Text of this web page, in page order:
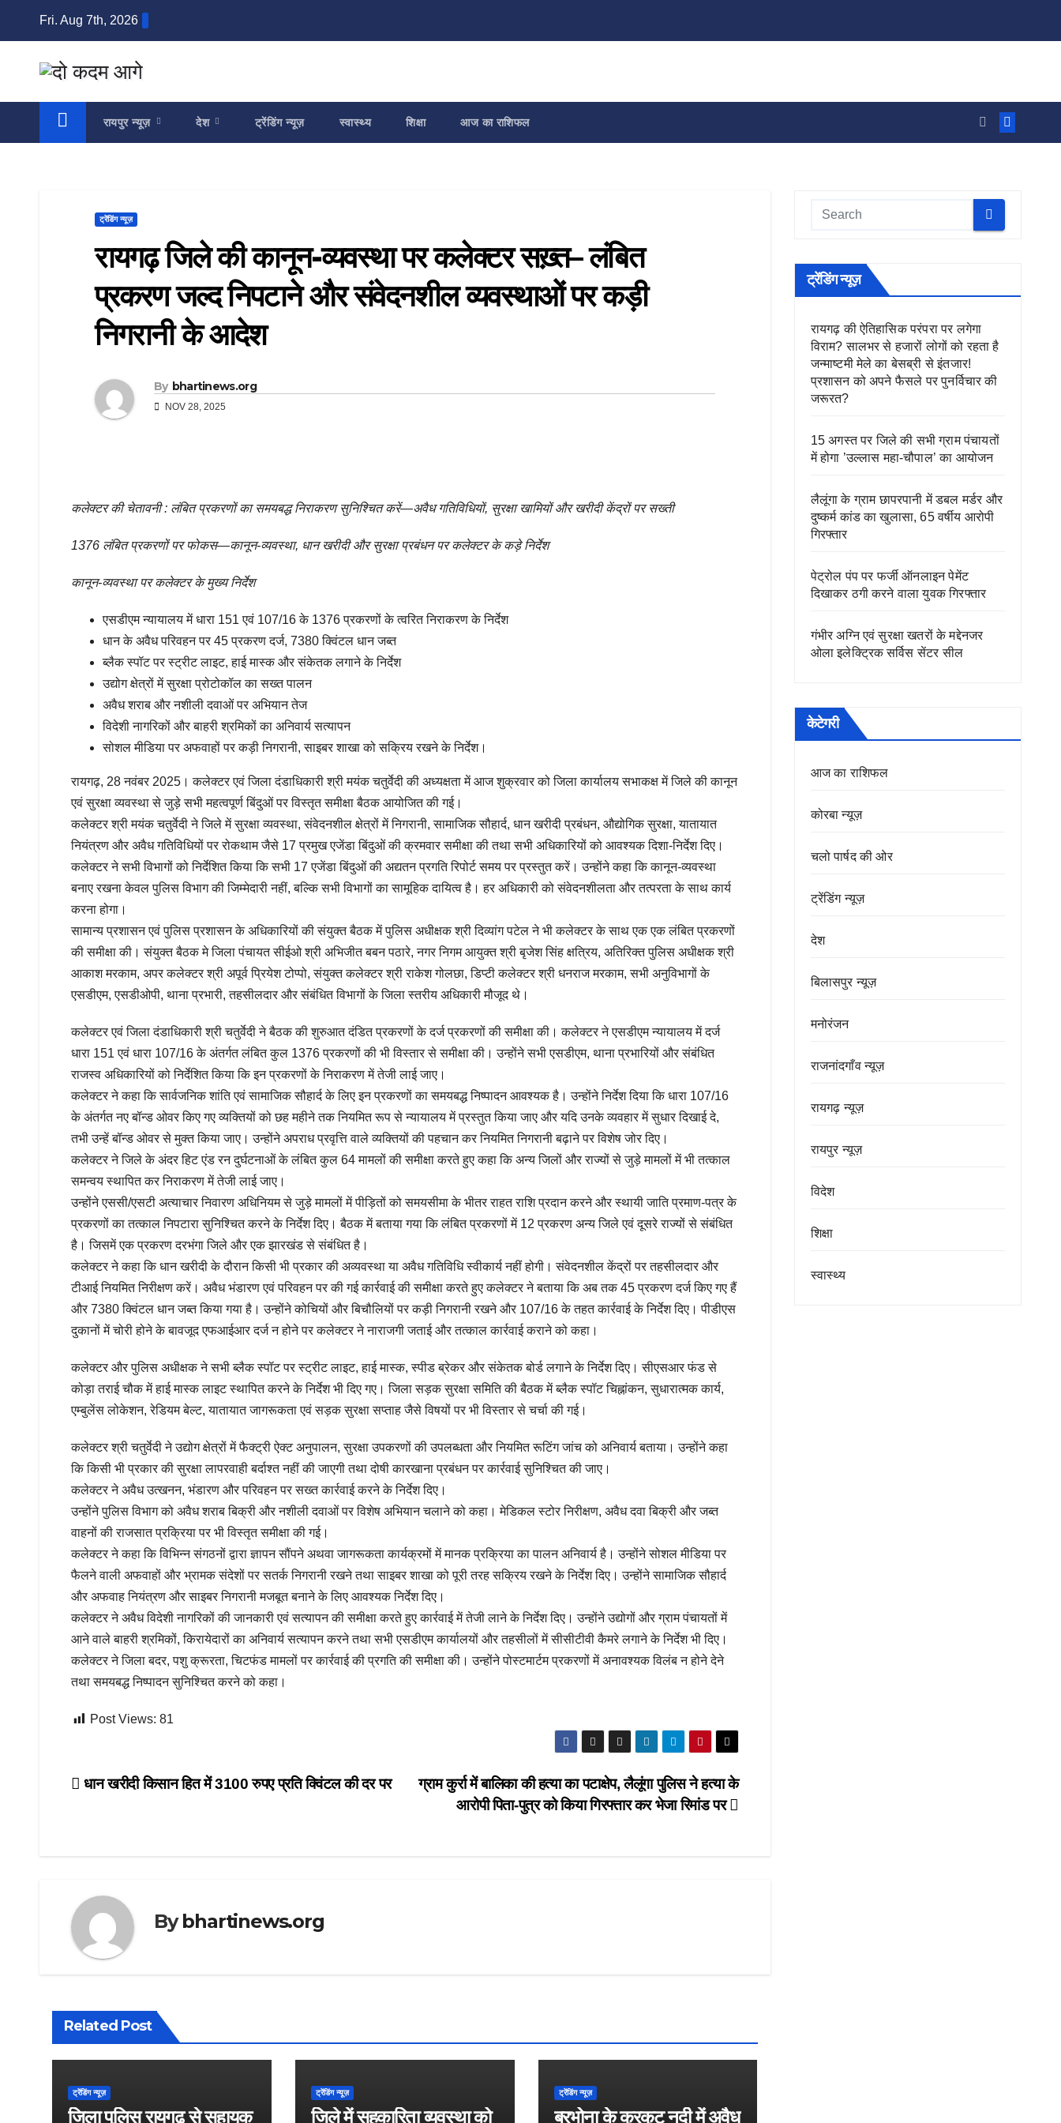
Fri. Aug 7th, 2026
रायपुर न्यूज़ देश ट्रेंडिंग न्यूज़ स्वास्थ्य शिक्षा आज का राशिफल
ट्रेंडिंग न्यूज़
रायगढ़ जिले की कानून-व्यवस्था पर कलेक्टर सख़्त– लंबित
प्रकरण जल्द निपटाने और संवेदनशील व्यवस्थाओं पर कड़ी
निगरानी के आदेश
By bhartinews.org
NOV 28, 2025
कलेक्टर की चेतावनी : लंबित प्रकरणों का समयबद्ध निराकरण सुनिश्चित करें—अवैध गतिविधियों, सुरक्षा खामियों और खरीदी केंद्रों पर सख्ती
1376 लंबित प्रकरणों पर फोकस—कानून-व्यवस्था, धान खरीदी और सुरक्षा प्रबंधन पर कलेक्टर के कड़े निर्देश
कानून-व्यवस्था पर कलेक्टर के मुख्य निर्देश
एसडीएम न्यायालय में धारा 151 एवं 107/16 के 1376 प्रकरणों के त्वरित निराकरण के निर्देश
धान के अवैध परिवहन पर 45 प्रकरण दर्ज, 7380 क्विंटल धान जब्त
ब्लैक स्पॉट पर स्ट्रीट लाइट, हाई मास्क और संकेतक लगाने के निर्देश
उद्योग क्षेत्रों में सुरक्षा प्रोटोकॉल का सख्त पालन
अवैध शराब और नशीली दवाओं पर अभियान तेज
विदेशी नागरिकों और बाहरी श्रमिकों का अनिवार्य सत्यापन
सोशल मीडिया पर अफवाहों पर कड़ी निगरानी, साइबर शाखा को सक्रिय रखने के निर्देश।
रायगढ़, 28 नवंबर 2025। कलेक्टर एवं जिला दंडाधिकारी श्री मयंक चतुर्वेदी की अध्यक्षता में आज शुक्रवार को जिला कार्यालय सभाकक्ष में जिले की कानून
एवं सुरक्षा व्यवस्था से जुड़े सभी महत्वपूर्ण बिंदुओं पर विस्तृत समीक्षा बैठक आयोजित की गई।
कलेक्टर श्री मयंक चतुर्वेदी ने जिले में सुरक्षा व्यवस्था, संवेदनशील क्षेत्रों में निगरानी, सामाजिक सौहार्द, धान खरीदी प्रबंधन, औद्योगिक सुरक्षा, यातायात
नियंत्रण और अवैध गतिविधियों पर रोकथाम जैसे 17 प्रमुख एजेंडा बिंदुओं की क्रमवार समीक्षा की तथा सभी अधिकारियों को आवश्यक दिशा-निर्देश दिए।
कलेक्टर ने सभी विभागों को निर्देशित किया कि सभी 17 एजेंडा बिंदुओं की अद्यतन प्रगति रिपोर्ट समय पर प्रस्तुत करें। उन्होंने कहा कि कानून-व्यवस्था
बनाए रखना केवल पुलिस विभाग की जिम्मेदारी नहीं, बल्कि सभी विभागों का सामूहिक दायित्व है। हर अधिकारी को संवेदनशीलता और तत्परता के साथ कार्य
करना होगा।
सामान्य प्रशासन एवं पुलिस प्रशासन के अधिकारियों की संयुक्त बैठक में पुलिस अधीक्षक श्री दिव्यांग पटेल ने भी कलेक्टर के साथ एक एक लंबित प्रकरणों
की समीक्षा की। संयुक्त बैठक मे जिला पंचायत सीईओ श्री अभिजीत बबन पठारे, नगर निगम आयुक्त श्री बृजेश सिंह क्षत्रिय, अतिरिक्त पुलिस अधीक्षक श्री
आकाश मरकाम, अपर कलेक्टर श्री अपूर्व प्रियेश टोप्पो, संयुक्त कलेक्टर श्री राकेश गोलछा, डिप्टी कलेक्टर श्री धनराज मरकाम, सभी अनुविभागों के
एसडीएम, एसडीओपी, थाना प्रभारी, तहसीलदार और संबंधित विभागों के जिला स्तरीय अधिकारी मौजूद थे।
कलेक्टर एवं जिला दंडाधिकारी श्री चतुर्वेदी ने बैठक की शुरुआत दंडित प्रकरणों के दर्ज प्रकरणों की समीक्षा की। कलेक्टर ने एसडीएम न्यायालय में दर्ज
धारा 151 एवं धारा 107/16 के अंतर्गत लंबित कुल 1376 प्रकरणों की भी विस्तार से समीक्षा की। उन्होंने सभी एसडीएम, थाना प्रभारियों और संबंधित
राजस्व अधिकारियों को निर्देशित किया कि इन प्रकरणों के निराकरण में तेजी लाई जाए।
कलेक्टर ने कहा कि सार्वजनिक शांति एवं सामाजिक सौहार्द के लिए इन प्रकरणों का समयबद्ध निष्पादन आवश्यक है। उन्होंने निर्देश दिया कि धारा 107/16
के अंतर्गत नए बॉन्ड ओवर किए गए व्यक्तियों को छह महीने तक नियमित रूप से न्यायालय में प्रस्तुत किया जाए और यदि उनके व्यवहार में सुधार दिखाई दे,
तभी उन्हें बॉन्ड ओवर से मुक्त किया जाए। उन्होंने अपराध प्रवृत्ति वाले व्यक्तियों की पहचान कर नियमित निगरानी बढ़ाने पर विशेष जोर दिए।
कलेक्टर ने जिले के अंदर हिट एंड रन दुर्घटनाओं के लंबित कुल 64 मामलों की समीक्षा करते हुए कहा कि अन्य जिलों और राज्यों से जुड़े मामलों में भी तत्काल
समन्वय स्थापित कर निराकरण में तेजी लाई जाए।
उन्होंने एससी/एसटी अत्याचार निवारण अधिनियम से जुड़े मामलों में पीड़ितों को समयसीमा के भीतर राहत राशि प्रदान करने और स्थायी जाति प्रमाण-पत्र के
प्रकरणों का तत्काल निपटारा सुनिश्चित करने के निर्देश दिए। बैठक में बताया गया कि लंबित प्रकरणों में 12 प्रकरण अन्य जिले एवं दूसरे राज्यों से संबंधित
है। जिसमें एक प्रकरण दरभंगा जिले और एक झारखंड से संबंधित है।
कलेक्टर ने कहा कि धान खरीदी के दौरान किसी भी प्रकार की अव्यवस्था या अवैध गतिविधि स्वीकार्य नहीं होगी। संवेदनशील केंद्रों पर तहसीलदार और
टीआई नियमित निरीक्षण करें। अवैध भंडारण एवं परिवहन पर की गई कार्रवाई की समीक्षा करते हुए कलेक्टर ने बताया कि अब तक 45 प्रकरण दर्ज किए गए हैं
और 7380 क्विंटल धान जब्त किया गया है। उन्होंने कोचियों और बिचौलियों पर कड़ी निगरानी रखने और 107/16 के तहत कार्रवाई के निर्देश दिए। पीडीएस
दुकानों में चोरी होने के बावजूद एफआईआर दर्ज न होने पर कलेक्टर ने नाराजगी जताई और तत्काल कार्रवाई कराने को कहा।
कलेक्टर और पुलिस अधीक्षक ने सभी ब्लैक स्पॉट पर स्ट्रीट लाइट, हाई मास्क, स्पीड ब्रेकर और संकेतक बोर्ड लगाने के निर्देश दिए। सीएसआर फंड से
कोड़ा तराई चौक में हाई मास्क लाइट स्थापित करने के निर्देश भी दिए गए। जिला सड़क सुरक्षा समिति की बैठक में ब्लैक स्पॉट चिह्नांकन, सुधारात्मक कार्य,
एम्बुलेंस लोकेशन, रेडियम बेल्ट, यातायात जागरूकता एवं सड़क सुरक्षा सप्ताह जैसे विषयों पर भी विस्तार से चर्चा की गई।
कलेक्टर श्री चतुर्वेदी ने उद्योग क्षेत्रों में फैक्ट्री ऐक्ट अनुपालन, सुरक्षा उपकरणों की उपलब्धता और नियमित रूटिंग जांच को अनिवार्य बताया। उन्होंने कहा
कि किसी भी प्रकार की सुरक्षा लापरवाही बर्दाश्त नहीं की जाएगी तथा दोषी कारखाना प्रबंधन पर कार्रवाई सुनिश्चित की जाए।
कलेक्टर ने अवैध उत्खनन, भंडारण और परिवहन पर सख्त कार्रवाई करने के निर्देश दिए।
उन्होंने पुलिस विभाग को अवैध शराब बिक्री और नशीली दवाओं पर विशेष अभियान चलाने को कहा। मेडिकल स्टोर निरीक्षण, अवैध दवा बिक्री और जब्त
वाहनों की राजसात प्रक्रिया पर भी विस्तृत समीक्षा की गई।
कलेक्टर ने कहा कि विभिन्न संगठनों द्वारा ज्ञापन सौंपने अथवा जागरूकता कार्यक्रमों में मानक प्रक्रिया का पालन अनिवार्य है। उन्होंने सोशल मीडिया पर
फैलने वाली अफवाहों और भ्रामक संदेशों पर सतर्क निगरानी रखने तथा साइबर शाखा को पूरी तरह सक्रिय रखने के निर्देश दिए। उन्होंने सामाजिक सौहार्द
और अफवाह नियंत्रण और साइबर निगरानी मजबूत बनाने के लिए आवश्यक निर्देश दिए।
कलेक्टर ने अवैध विदेशी नागरिकों की जानकारी एवं सत्यापन की समीक्षा करते हुए कार्रवाई में तेजी लाने के निर्देश दिए। उन्होंने उद्योगों और ग्राम पंचायतों में
आने वाले बाहरी श्रमिकों, किरायेदारों का अनिवार्य सत्यापन करने तथा सभी एसडीएम कार्यालयों और तहसीलों में सीसीटीवी कैमरे लगाने के निर्देश भी दिए।
कलेक्टर ने जिला बदर, पशु क्रूरता, चिटफंड मामलों पर कार्रवाई की प्रगति की समीक्षा की। उन्होंने पोस्टमार्टम प्रकरणों में अनावश्यक विलंब न होने देने
तथा समयबद्ध निष्पादन सुनिश्चित करने को कहा।
Post Views: 81
Post
ग्राम कुर्रा में बालिका की हत्या का पटाक्षेप, लैलूंगा पुलिस ने हत्या के
आरोपी पिता-पुत्र को किया गिरफ्तार कर भेजा रिमांड पर
धान खरीदी किसान हित में 3100 रुपए प्रति क्विंटल की दर पर
Bybhartinews.org
Related Post
ट्रेंडिंग न्यूज़
जिला पुलिस रायगढ़ से सहायक
ट्रेंडिंग न्यूज़
जिले में सहकारिता व्यवस्था को
ट्रेंडिंग न्यूज़
बरभोना के कुरकुट नदी में अवैध
ट्रेंडिंग न्यूज़
रायगढ़ की ऐतिहासिक परंपरा पर लगेगा
विराम? सालभर से हजारों लोगों को रहता है
जन्माष्टमी मेले का बेसब्री से इंतजार!
प्रशासन को अपने फैसले पर पुनर्विचार की
जरूरत?
15 अगस्त पर जिले की सभी ग्राम पंचायतों
में होगा ’उल्लास महा-चौपाल’ का आयोजन
लैलूंगा के ग्राम छापरपानी में डबल मर्डर और
दुष्कर्म कांड का खुलासा, 65 वर्षीय आरोपी
गिरफ्तार
पेट्रोल पंप पर फर्जी ऑनलाइन पेमेंट
दिखाकर ठगी करने वाला युवक गिरफ्तार
गंभीर अग्नि एवं सुरक्षा खतरों के मद्देनजर
ओला इलेक्ट्रिक सर्विस सेंटर सील
केटेगरी
आज का राशिफल
कोरबा न्यूज़
चलो पार्षद की ओर
ट्रेंडिंग न्यूज़
देश
बिलासपुर न्यूज़
मनोरंजन
राजनांदगाँव न्यूज़
रायगढ़ न्यूज़
रायपुर न्यूज़
विदेश
शिक्षा
स्वास्थ्य